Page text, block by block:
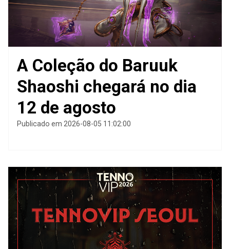
A Coleção do Baruuk
Shaoshi chegará no dia
12 de agosto
Publicado em 2026-08-05 11:02:00